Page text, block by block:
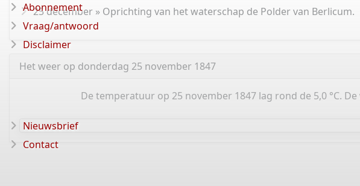
25 december » Oprichting van het waterschap de Polder van Berlicum.
Het weer op donderdag 25 november 1847
De temperatuur op 25 november 1847 lag rond de 5,0 °C.
Abonnement
Vraag/antwoord
Disclaimer
Nieuwsbrief
Contact